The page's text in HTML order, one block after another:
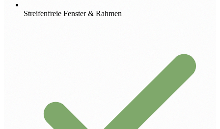
Streifenfreie Fenster & Rahmen